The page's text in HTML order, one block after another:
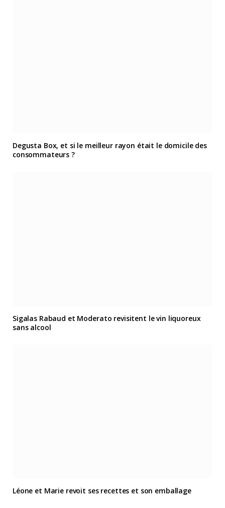
Degusta Box, et si le meilleur rayon était le domicile des
consommateurs ?
Sigalas Rabaud et Moderato revisitent le vin liquoreux
sans alcool
Léone et Marie revoit ses recettes et son emballage